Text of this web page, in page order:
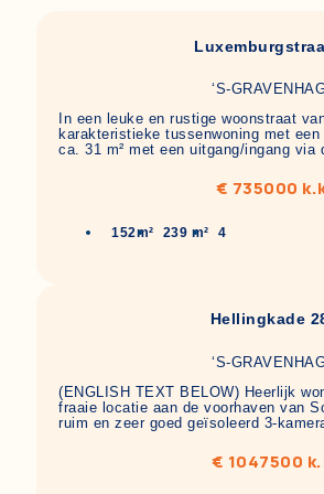
‘S-
In een leuke en rustige woonstraat
karakteristieke tussenwoning met
ca. 31 m² met een uitgang/ingang via
€ 735000
152m² 239 m² 4
Hellingkade
‘S-
(ENGLISH TEXT BELOW) Heerlijk
fraaie locatie aan de voorhaven van
ruim en zeer goed geïsoleerd 3-
€ 1047500